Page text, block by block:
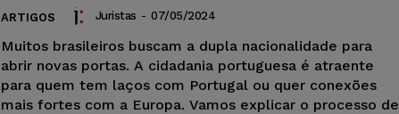
ARTIGOS Juristas - 07/05/2024
Muitos brasileiros buscam a dupla nacionalidade para
abrir novas portas. A cidadania portuguesa é atraente
para quem tem laços com Portugal ou quer conexões
mais fortes com a Europa. Vamos explicar o processo de